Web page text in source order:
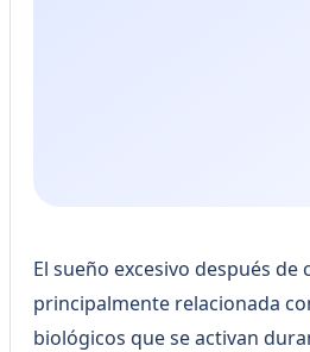
El sueño excesivo después de
principalmente relacionada
biológicos que se activan